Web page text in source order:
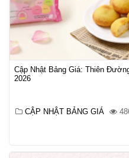
Cập Nhật Bảng Giá: Thiên
2026
CẬP NHẬT BẢNG GIÁ